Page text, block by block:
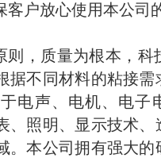
客户放心使用本公司
则，质量为根本，科
据不同材料的粘接需
电声、电机、电子
、照明、显示技术、
。本公司拥有强大的